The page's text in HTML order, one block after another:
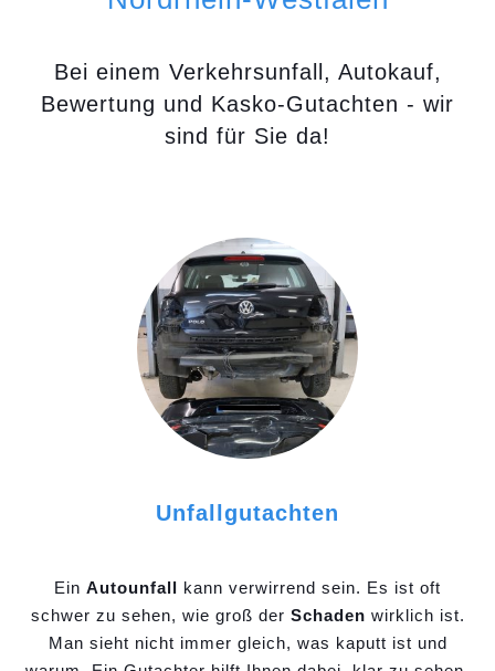
Bei einem Verkehrsunfall, Autokauf,
Bewertung und Kasko-Gutachten - wir
sind für Sie da!
Unfallgutachten
Ein Autounfall kann verwirrend sein. Es ist oft
schwer zu sehen, wie groß der Schaden wirklich ist.
Man sieht nicht immer gleich, was kaputt ist und